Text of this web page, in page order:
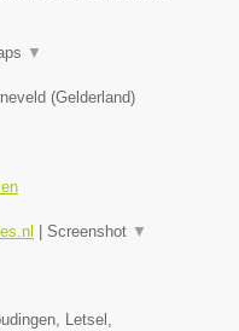
▼
(Gelderland)
Screenshot ▼
Letsel,